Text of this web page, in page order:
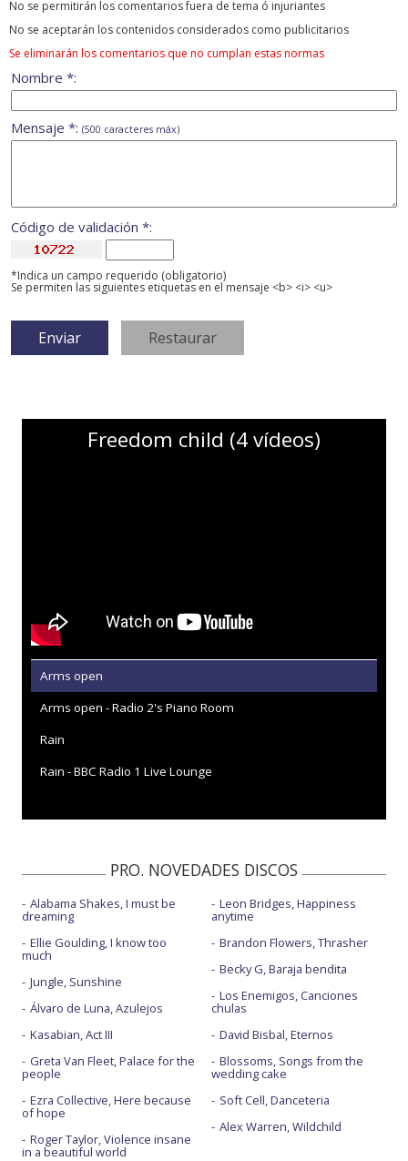
No se permitirán los comentarios fuera de tema ó injuriantes
No se aceptarán los contenidos considerados como publicitarios
Se eliminarán los comentarios que no cumplan estas normas
Nombre *:
Mensaje *: (500 caracteres máx)
Código de validación *:
*Indica un campo requerido (obligatorio)
Se permiten las siguientes etiquetas en el mensaje <b> <i> <u>
Freedom child (4 vídeos)
Arms open
Arms open - Radio 2's Piano Room
Rain
Rain - BBC Radio 1 Live Lounge
PRO. NOVEDADES DISCOS
Alabama Shakes, I must be
dreaming
Ellie Goulding, I know too
much
Jungle, Sunshine
Álvaro de Luna, Azulejos
Kasabian, Act III
Greta Van Fleet, Palace for the
people
Ezra Collective, Here because
of hope
Roger Taylor, Violence insane
in a beautiful world
Leon Bridges, Happiness
anytime
Brandon Flowers, Thrasher
Becky G, Baraja bendita
Los Enemigos, Canciones
chulas
David Bisbal, Eternos
Blossoms, Songs from the
wedding cake
Soft Cell, Danceteria
Alex Warren, Wildchild